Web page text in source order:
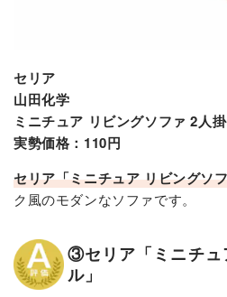
セリア
山田化学
ミニチュア リビングソファ 2人
実勢価格：110円
セリア「ミニチュア リビングソ
ク風のモダンなソファです。
③セリア「ミニチュ
ル」